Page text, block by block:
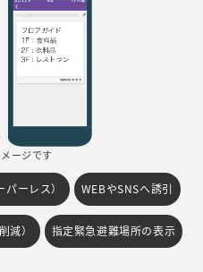
ージです
ーレス） WEBやSNSへ誘引
減） 指定緊急避難場所の表示